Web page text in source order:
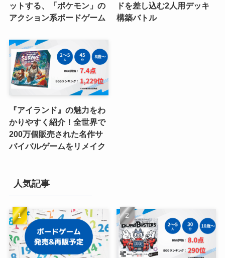
ットする、「ポケモン」の
アクション系ボードゲーム
ドを差し込む2人用デッキ
構築バトル
『アイランド』の魅力をわ
かりやすく紹介！全世界で
200万個販売された名作サ
バイバルゲームをリメイク
人気記事